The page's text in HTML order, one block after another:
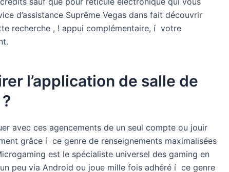
d’assistance Suprême Vegas dans fait découvrir
recherche , ! appui complémentaire, í votre
l’application de salle de
avec ces agencements de un seul compte ou jouir
grâce í ce genre de renseignements maximalisées
est le spécialiste universel des gaming en
peu via Android ou joue mille fois adhéré í ce genre